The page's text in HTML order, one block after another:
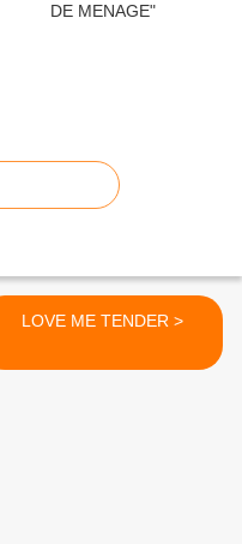
LOVE ME TENDER >